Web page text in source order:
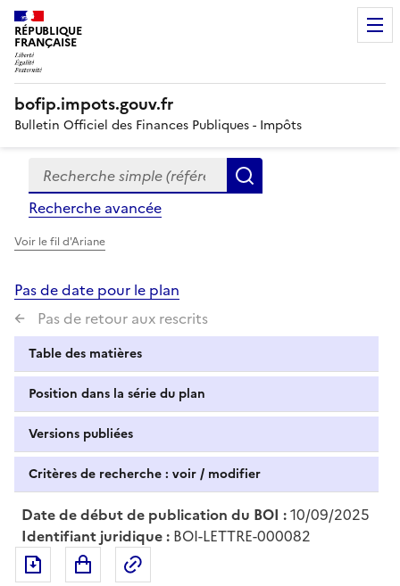
RÉPUBLIQUE
FRANÇAISE
bofip.impots.gouv.fr
Bulletin Officiel des Finances Publiques - Impôts
Formulaire
de
recherche
Recherche simple (références, mots clés, partie du
Recherche avancée
Voir le fil d'Ariane
Pas de date pour le plan
Pas de retour aux rescrits
Table des matières
Position dans la série du plan
Versions publiées
Critères de recherche : voir / modifier
Date de début de publication du BOI :10/09/2025
Identifiant juridique : BOI-LETTRE-000082
Exporter le document au format pdf